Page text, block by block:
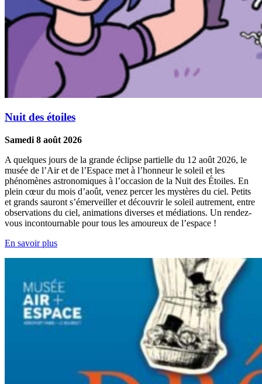
Nuit des étoiles
Samedi 8 août 2026
A quelques jours de la grande éclipse partielle du 12 août 2026, le
musée de l’Air et de l’Espace met à l’honneur le soleil et les
phénomènes astronomiques à l’occasion de la Nuit des Étoiles. En
plein cœur du mois d’août, venez percer les mystères du ciel. Petits
et grands sauront s’émerveiller et découvrir le soleil autrement, entre
observations du ciel, animations diverses et médiations. Un rendez-
vous incontournable pour tous les amoureux de l’espace !
En savoir plus